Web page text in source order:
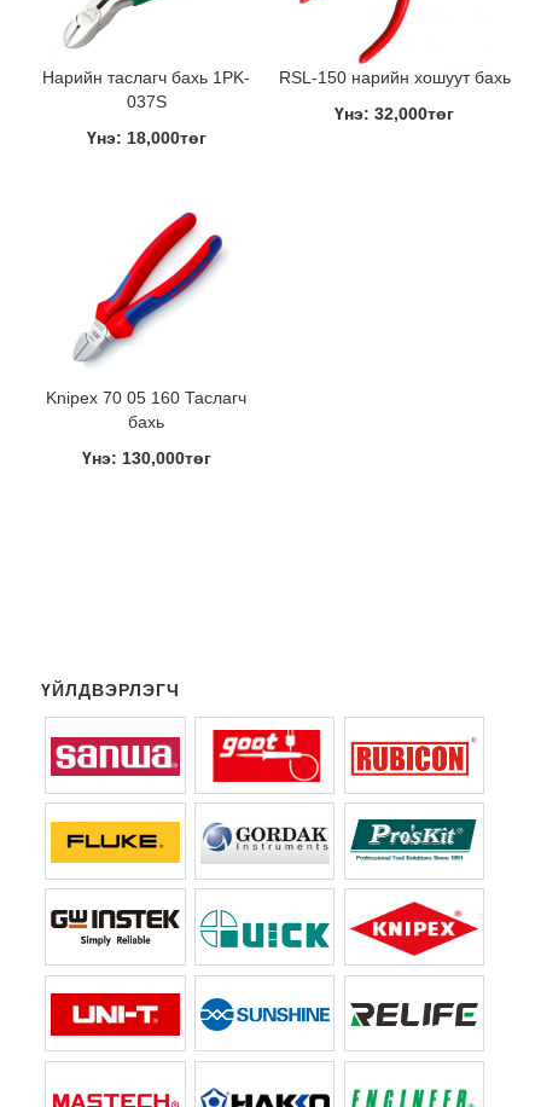
Нарийн таслагч бахь 1PK-
037S
Үнэ: 18,000төг
RSL-150 нарийн хошуут бахь
Үнэ: 32,000төг
Knipex 70 05 160 Таслагч
бахь
Үнэ: 130,000төг
ҮЙЛДВЭРЛЭГЧ